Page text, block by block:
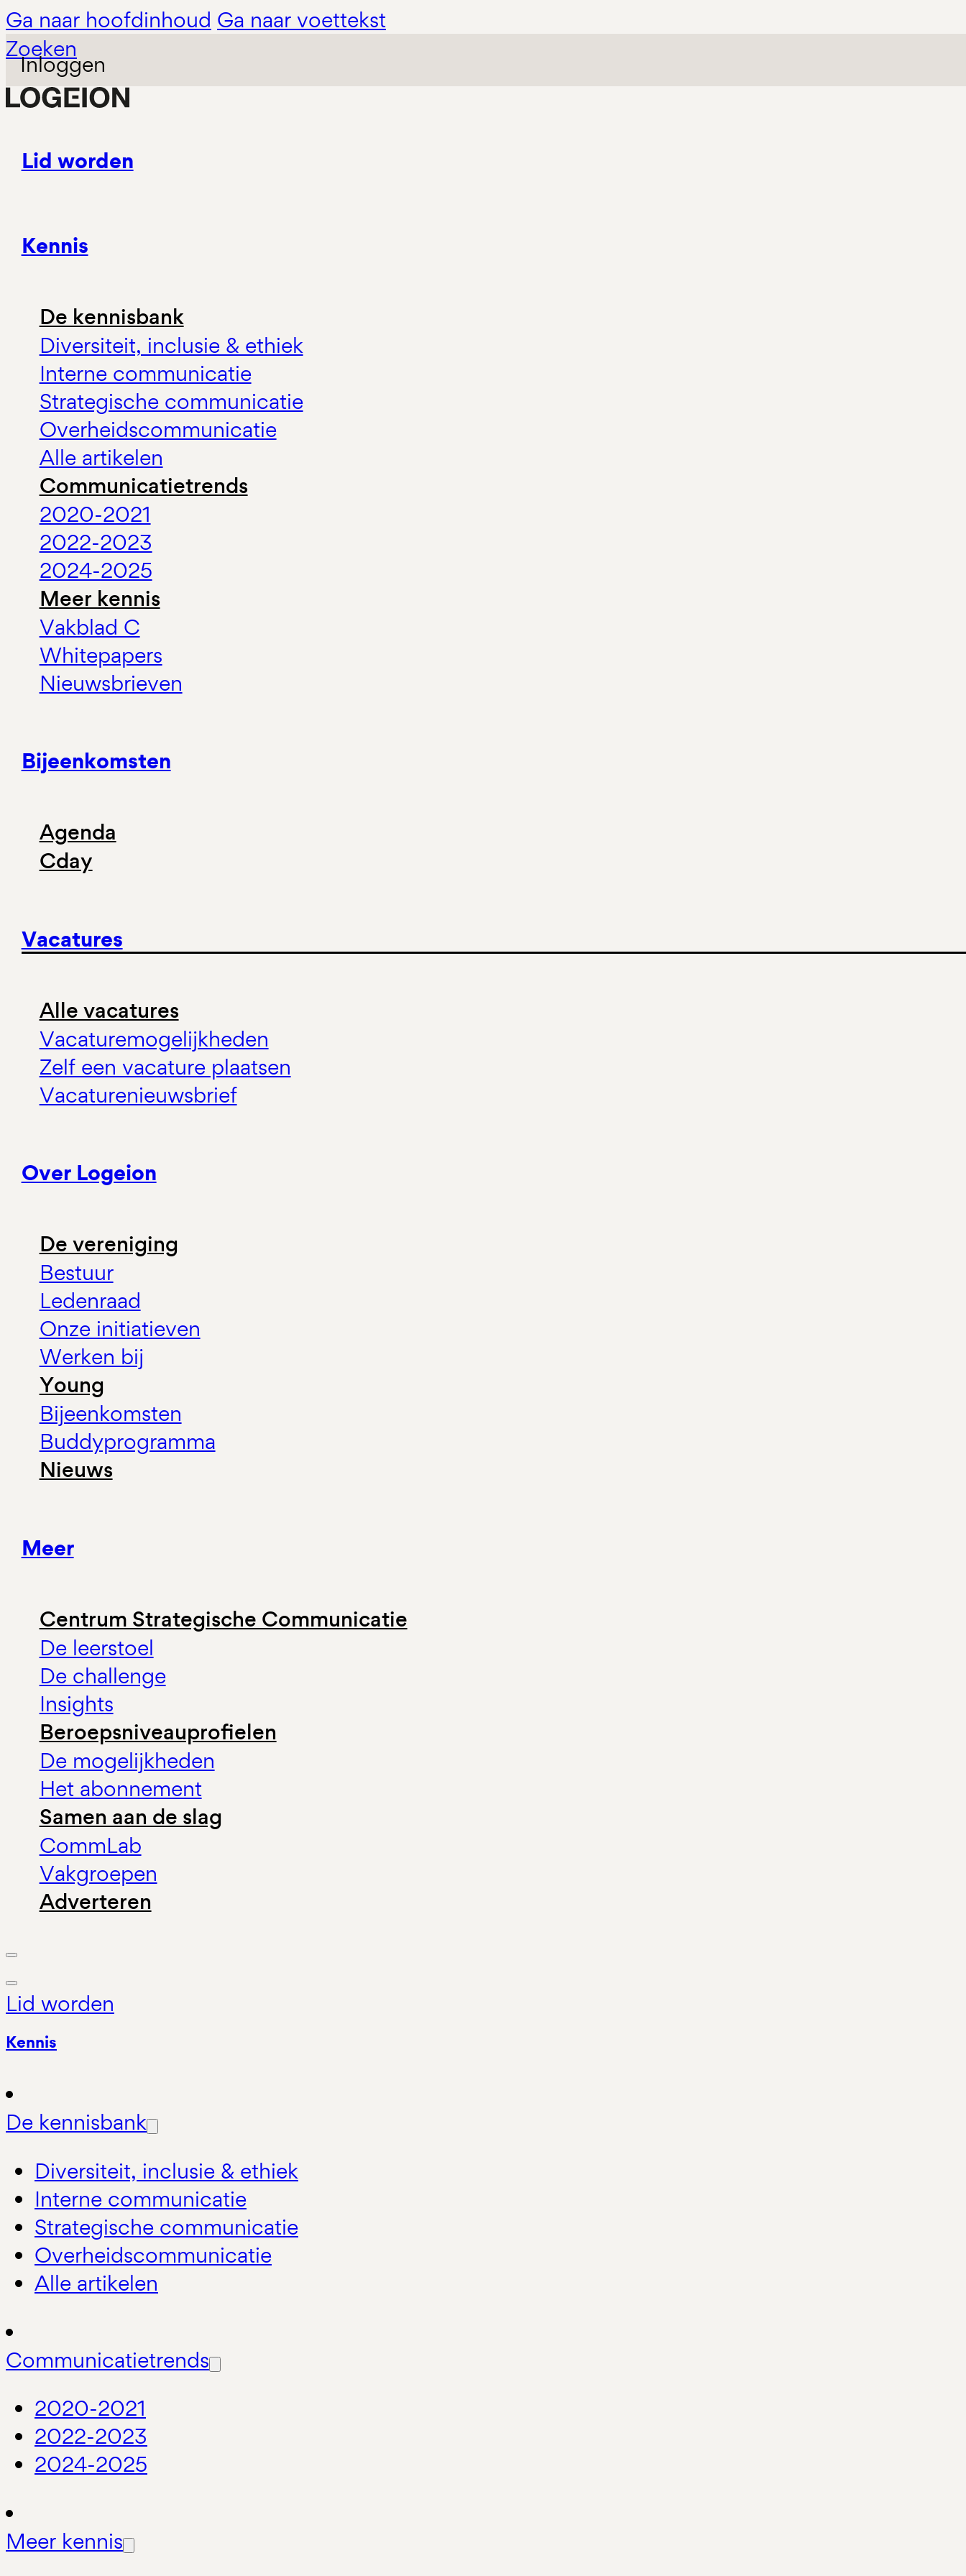
Ga naar hoofdinhoud Ga naar voettekst
Zoeken
Inloggen
Lid worden
Kennis
De kennisbank
Diversiteit, inclusie & ethiek
Interne communicatie
Strategische communicatie
Overheidscommunicatie
Alle artikelen
Communicatietrends
2020-2021
2022-2023
2024-2025
Meer kennis
Vakblad C
Whitepapers
Nieuwsbrieven
Bijeenkomsten
Agenda
Cday
Vacatures
Alle vacatures
Vacaturemogelijkheden
Zelf een vacature plaatsen
Vacaturenieuwsbrief
Over Logeion
De vereniging
Bestuur
Ledenraad
Onze initiatieven
Werken bij
Young
Bijeenkomsten
Buddyprogramma
Nieuws
Meer
Centrum Strategische Communicatie
De leerstoel
De challenge
Insights
Beroepsniveauprofielen
De mogelijkheden
Het abonnement
Samen aan de slag
CommLab
Vakgroepen
Adverteren
Lid worden
Kennis
De kennisbank
Diversiteit, inclusie & ethiek
Interne communicatie
Strategische communicatie
Overheidscommunicatie
Alle artikelen
Communicatietrends
2020-2021
2022-2023
2024-2025
Meer kennis